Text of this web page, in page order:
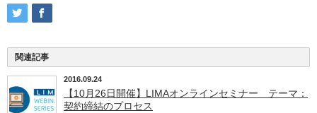
関連記事
2016.09.24
【10月26日開催】LIMAオンラインセミナー テーマ：
契約締結のプロセス